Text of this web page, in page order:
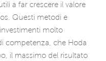
a far crescere il valore
Questi metodi e
molto
competenza, che Hoda
il massimo del risultato